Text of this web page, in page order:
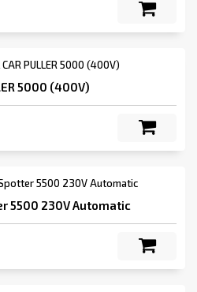
5000 (400V)
5500 230V Automatic